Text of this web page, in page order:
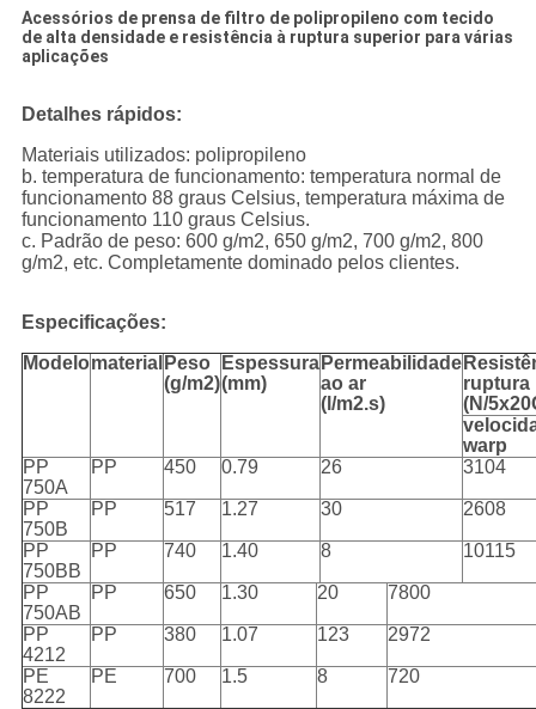
Acessórios de prensa de filtro de polipropileno com tecido
de alta densidade e resistência à ruptura superior para várias
aplicações
Detalhes rápidos:
Materiais utilizados: polipropileno
b. temperatura de funcionamento: temperatura normal de
funcionamento 88 graus Celsius, temperatura máxima de
funcionamento 110 graus Celsius.
c. Padrão de peso: 600 g/m2, 650 g/m2, 700 g/m2, 800
g/m2, etc. Completamente dominado pelos clientes.
Especificações:
Modelomaterial Peso
(g/m2)
Espessura
(mm)
Permeabilidade
ao ar
(l/m2.s)
ruptura
(N/
warp
PP
750A
PP 450 0.79 26 3104
PP
750B
PP 517 1.27 30 2608
PP
750BB
PP 740 1.40 8 10115
PP
750AB
PP 650 1.30 20 7800
PP
4212
PP 380 1.07 123 2972
PE
8222
PE 700 1.5 8 720